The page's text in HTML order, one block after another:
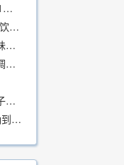
1个方子，口臭全好了，只喝了21天！
从根源斩断口臭！这张“清源除臭饮”方子，我用了几十年，效果真不错
女性口臭调理方，由内而外去异味，女性体质专用！
口臭的根源找到了，用这个方子调理，21天口吐芬芳！
胃火旺口臭，猛喝这一个中药方子就好了！
口臭的克星来了！9味药方，精确到克、药食同源、安全有效，速看！